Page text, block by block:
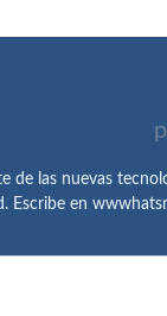
de las nuevas
Escribe en